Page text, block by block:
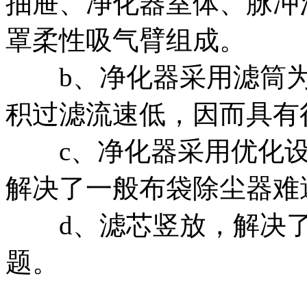
罩柔性吸气臂组成。
b、净化器采用滤筒为
积过滤流速低，因而具
c、净化器采用优化设
解决了一般布袋除尘器
d、滤芯竖放，解决
题。